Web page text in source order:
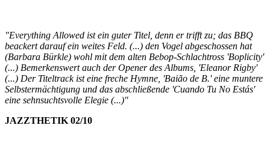
"Everything Allowed ist ein guter Titel, denn er trifft zu; das BBQ
beackert darauf ein weites Feld. (...) den Vogel abgeschossen hat
(Barbara Bürkle) wohl mit dem alten Bebop-Schlachtross 'Boplicity'
(...) Bemerkenswert auch der Opener des Albums, 'Eleanor Rigby'
(...) Der Titeltrack ist eine freche Hymne, 'Baião de B.' eine muntere
Selbstermächtigung und das abschließende 'Cuando Tu No Estás'
eine sehnsuchtsvolle Elegie (...)"
JAZZTHETIK 02/10